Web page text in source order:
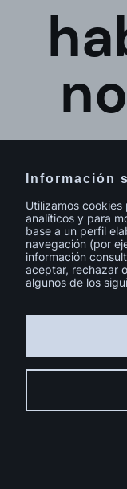
Programa de Incentivos
Información
Utilizamos
analíticos y para
base a un perfil
navegación (por
información
aceptar, rechazar
algunos de los